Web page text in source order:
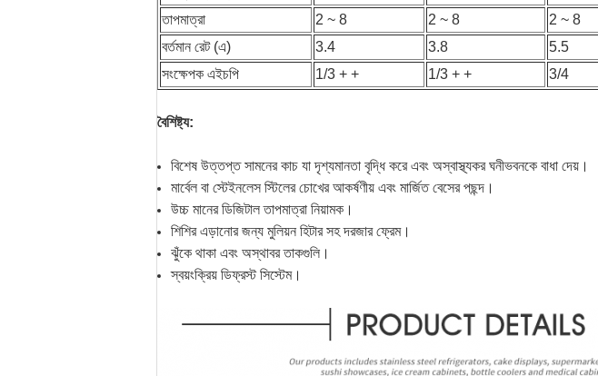
তাপমাত্রা
2 ~ 8 2 ~ 8 2 ~ 8
বর্তমান রেট (এ)
3.4 3.8 5.5
সংক্ষেপক এইচপি
1/3 + + 1/3 + + 3/4
বৈশিষ্ট্য:
বিশেষ উত্তপ্ত সামনের কাচ যা দৃশ্যমানতা বৃদ্ধি করে এবং অস্বাস্থ্যকর ঘনীভবনকে বাধা দেয়।
মার্বেল বা স্টেইনলেস স্টিলের চোখের আকর্ষণীয় এবং মার্জিত বেসের পছন্দ।
উচ্চ মানের ডিজিটাল তাপমাত্রা নিয়ামক।
শিশির এড়ানোর জন্য মুলিয়ন হিটার সহ দরজার ফ্রেম।
ঝুঁকে থাকা এবং অস্থাবর তাকগুলি।
স্বয়ংক্রিয় ডিফ্রস্ট সিস্টেম।